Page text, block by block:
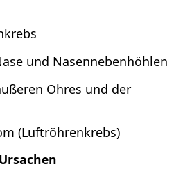
und Nasennebenhöhlen
Ohres und der
(Luftröhrenkrebs)
Ursachen